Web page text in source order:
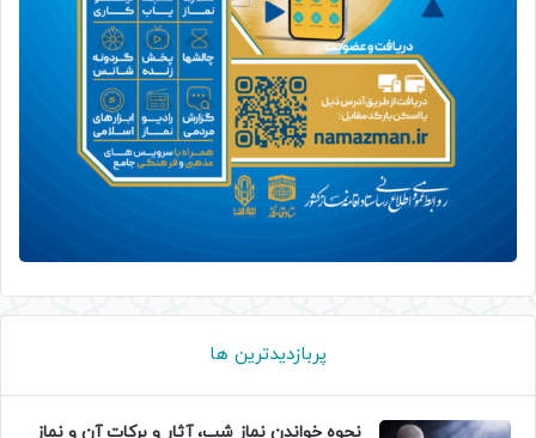
پربازدیدترین ها
نحوه خواندن نماز شب، آثار و برکات آن و نماز